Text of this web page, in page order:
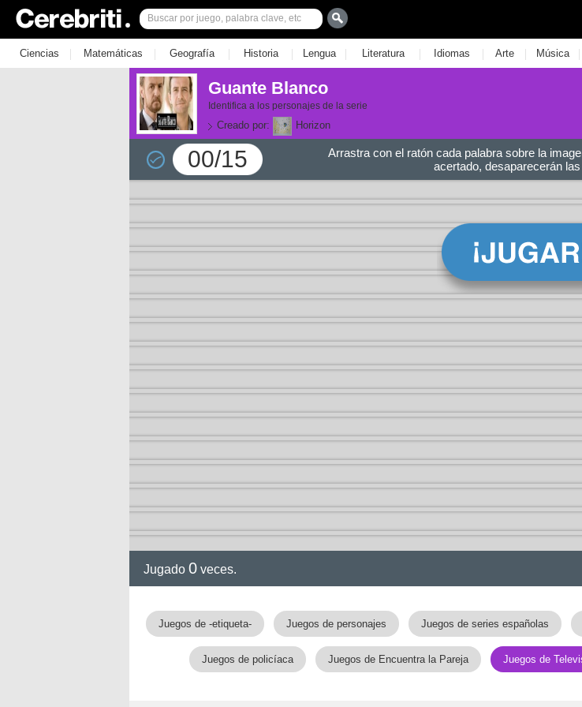
Ciencias | Matemáticas | Geografía | Historia | Lengua | Literatura | Idiomas | Arte | Música |
Guante Blanco
Identifica a los personajes de la serie
Creado por: Horizon
00/15
Arrastra con el ratón cada palabra sobre la
acertado, desaparecerán
Jugado 0 veces.
Juegos de -etiqueta- Juegos de personajes Juegos de series españolas
Juegos de policíaca Juegos de Encuentra la Pareja Juegos de